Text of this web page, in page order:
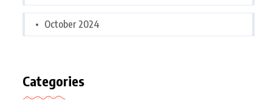
October 2024
Categories